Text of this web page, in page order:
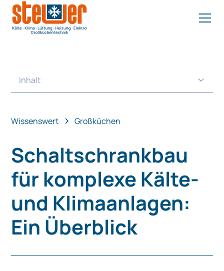
Inhalt
Wissenswert
Großküchen
Schaltschrankbau
für komplexe Kälte-
und Klimaanlagen:
Ein Überblick